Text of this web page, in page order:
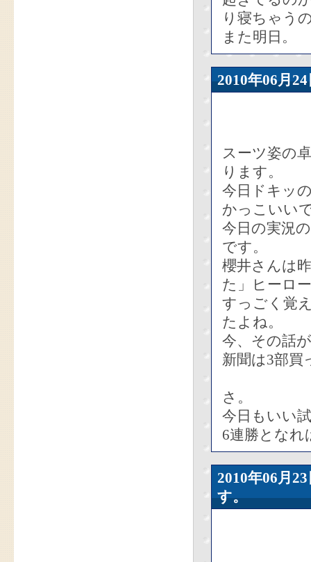
り寝ちゃう
また明日。
2010年06
スーツ姿の
ります。
今日ドキッ
かっこいい
今日の実況
です。
櫻井さんは
た」ヒーロ
すっごく覚
たよね。
今、その話
新聞は3部買
さ。
今日もいい
6連勝となれ
2010年06
す。